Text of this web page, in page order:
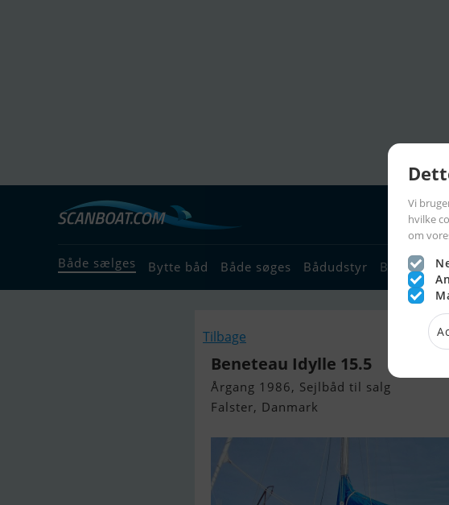
Både sælges Bytte båd Både søges Bådudstyr
Tilbage
Beneteau Idylle 15.5
Årgang 1986, Sejlbåd til salg
Falster, Danmark
Vi
hvilke
om